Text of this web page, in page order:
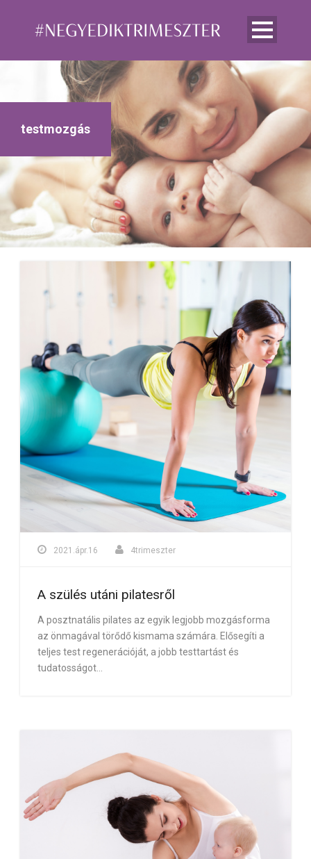
testmozgás
2021.ápr.16 4trimeszter
A szülés utáni pilatesről
A posztnatális pilates az egyik legjobb mozgásforma
az önmagával törődő kismama számára. Elősegíti a
teljes test regenerációját, a jobb testtartást és
tudatosságot...